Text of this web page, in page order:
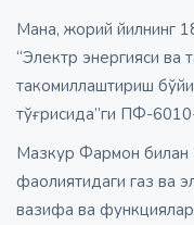
Мана, жорий йилнинг
“Электр энергияси ва
такомиллаштириш
тўғрисида”ги ПФ-
Мазкур Фармон
фаолиятидаги газ ва
вазифа ва